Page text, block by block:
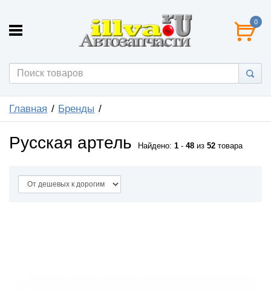
0
Главная Бренды
Русская артель Найдено: 1 - 48 из 52 товара